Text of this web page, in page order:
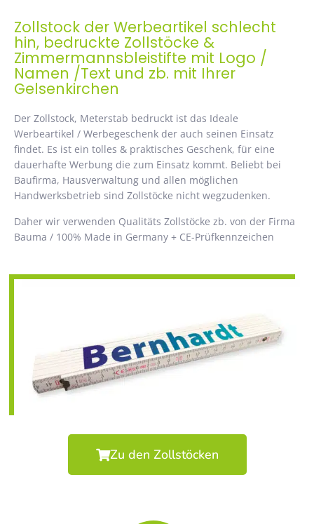
Zollstock der Werbeartikel schlecht
hin, bedruckte Zollstöcke &
Zimmermannsbleistifte mit Logo /
Namen /Text und zb. mit Ihrer
Gelsenkirchen
Der Zollstock, Meterstab bedruckt ist das Ideale
Werbeartikel / Werbegeschenk der auch seinen Einsatz
findet. Es ist ein tolles & praktisches Geschenk, für eine
dauerhafte Werbung die zum Einsatz kommt. Beliebt bei
Baufirma, Hausverwaltung und allen möglichen
Handwerksbetrieb sind Zollstöcke nicht wegzudenken.
Daher wir verwenden Qualitäts Zollstöcke zb. von der Firma
Bauma / 100% Made in Germany + CE-Prüfkennzeichen
Zu den Zollstöcken